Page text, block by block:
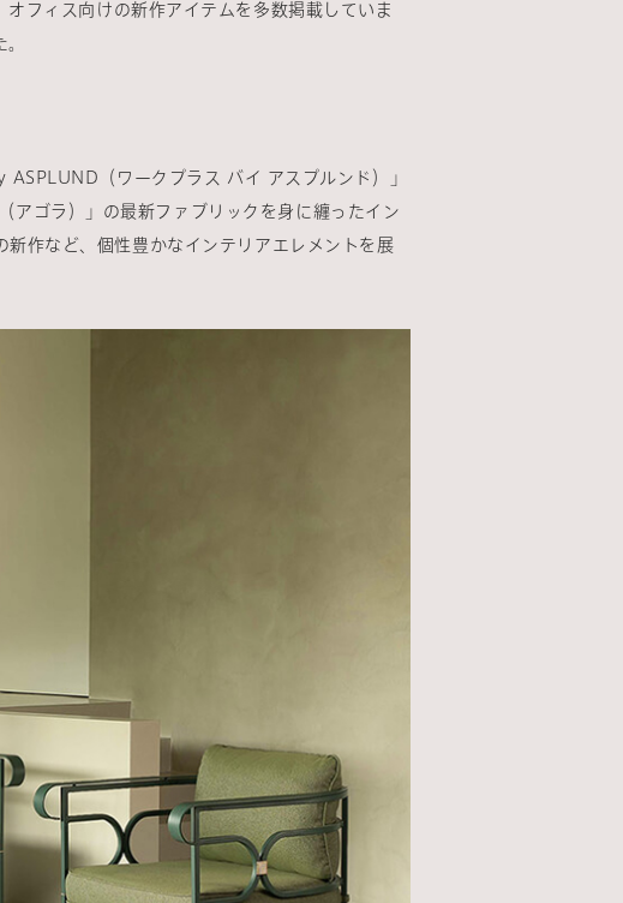
フィス向けの新作アイテムを多数掲載していま
（ワークプラス バイ アスプルンド）」
ゴラ）」の最新ファブリックを身に纏ったイン
作など、個性豊かなインテリアエレメントを展